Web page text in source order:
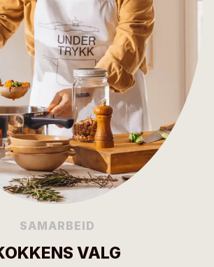
SAMARBEID
VALG